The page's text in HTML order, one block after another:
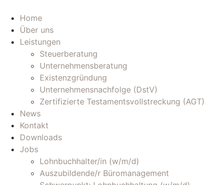
Inhalt
wechseln
Home
Über uns
Leistungen
Steuerberatung
Unternehmensberatung
Existenzgründung
Unternehmensnachfolge (DstV)
Zertifizierte Testamentsvollstreckung (AGT)
News
Kontakt
Downloads
Jobs
Lohnbuchhalter/in (w/m/d)
Auszubildende/r Büromanagement